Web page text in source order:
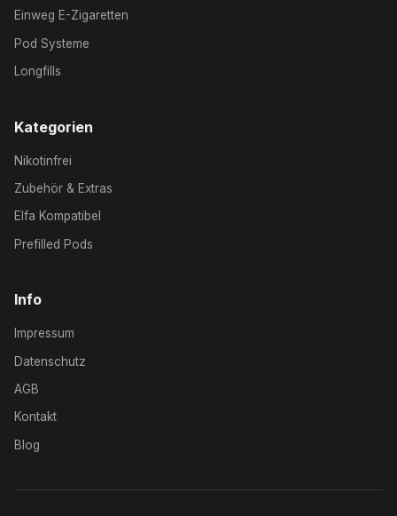
Einweg E-Zigaretten
Pod Systeme
Longfills
Kategorien
Nikotinfrei
Zubehör & Extras
Elfa Kompatibel
Prefilled Pods
Info
Impressum
Datenschutz
AGB
Kontakt
Blog